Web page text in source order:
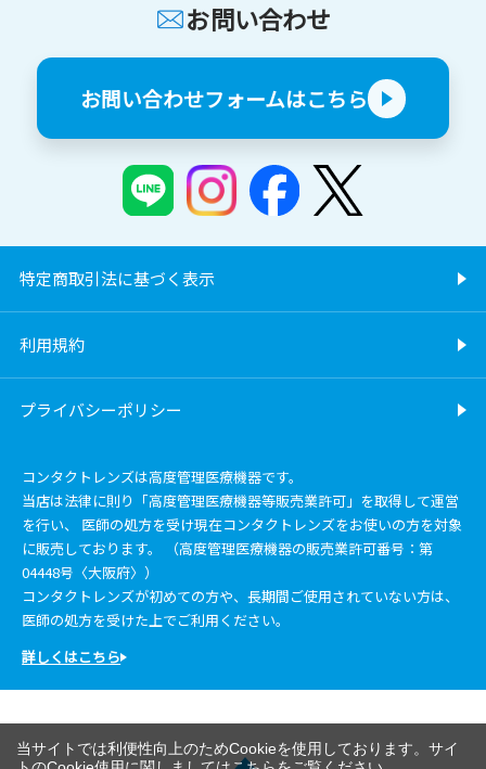
お問い合わせ
お問い合わせフォームはこちら
特定商取引法に基づく表示
利用規約
プライバシーポリシー
コンタクトレンズは高度管理医療機器です。
当店は法律に則り「高度管理医療機器等販売業許可」を取得して運営
を行い、 医師の処方を受け現在コンタクトレンズをお使いの方を対象
に販売しております。 （高度管理医療機器の販売業許可番号：第
04448号〈大阪府〉）
コンタクトレンズが初めての方や、長期間ご使用されていない方は、
医師の処方を受けた上でご利用ください。
詳しくはこちら
当サイトでは利便性向上のためCookieを使用しております。サイ